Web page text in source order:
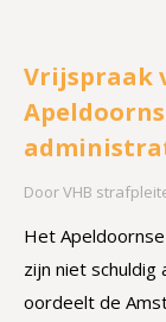
Vrijspraak
DoorVHB
Het
zijn niet
oordeelt de